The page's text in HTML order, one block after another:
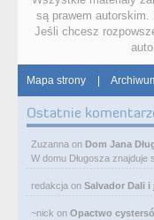
są prawem autorskim.
Jeśli chcesz
Mapa strony |
Ostatnie
Zuzanna on Dom Jana
W domu Długosza znajduje
redakcja on Salvador Dali i
~nick on Opactwo